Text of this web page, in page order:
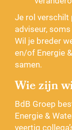
Je rol verschilt
adviseur,
Wil je breder
en/of Energie
samen.
Wie zijn
BdB Groep
Energie &
veertig